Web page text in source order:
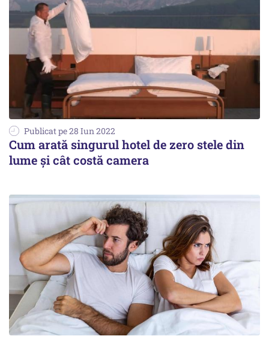
Publicat pe 28 Iun 2022
Cum arată singurul hotel de zero stele din
lume și cât costă camera